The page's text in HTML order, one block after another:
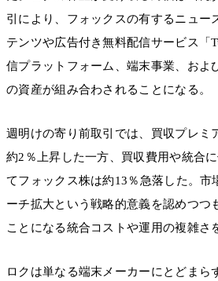
引により、フォックスの有するニュー
テンツや広告付き無料配信サービス「
信プラットフォーム、端末事業、およ
の資産が組み合わされることになる。
週明けの寄り前取引では、買収プレミ
約2％上昇した一方、買収費用や統合
てフォックス株は約13％急落した。市
ーチ拡大という戦略的意義を認めつつ
ことになる統合コストや運用の複雑さ
ロクは単なる端末メーカーにとどまら